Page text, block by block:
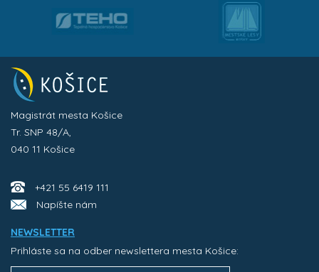
Magistrát mesta Košice
Tr. SNP 48/A,
040 11 Košice
+421 55 6419 111
Napíšte nám
NEWSLETTER
Prihláste sa na odber newslettera mesta Košice: